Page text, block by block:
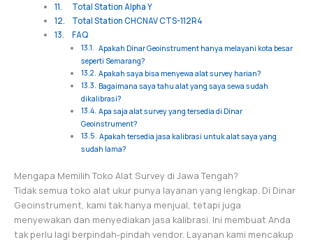
Total Station Alpha Y
Total Station CHCNAV CTS-112R4
FAQ
Apakah Dinar Geoinstrument hanya melayani kota besar
seperti Semarang?
Apakah saya bisa menyewa alat survey harian?
Bagaimana saya tahu alat yang saya sewa sudah
dikalibrasi?
Apa saja alat survey yang tersedia di Dinar
Geoinstrument?
Apakah tersedia jasa kalibrasi untuk alat saya yang
sudah lama?
Mengapa Memilih Toko Alat Survey di Jawa Tengah?
Tidak semua toko alat ukur punya layanan yang lengkap. Di Dinar
Geoinstrument, kami tak hanya menjual, tetapi juga
menyewakan dan menyediakan jasa kalibrasi. Ini membuat Anda
tak perlu lagi berpindah-pindah vendor. Layanan kami mencakup